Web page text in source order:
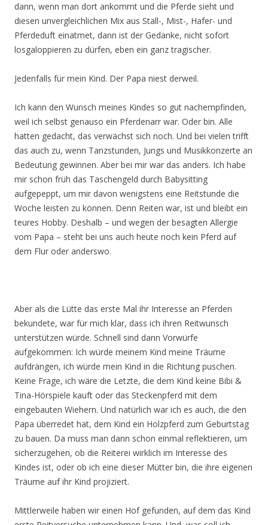
dann, wenn man dort ankommt und die Pferde sieht und
diesen unvergleichlichen Mix aus Stall-, Mist-, Hafer- und
Pferdeduft einatmet, dann ist der Gedanke, nicht sofort
losgaloppieren zu dürfen, eben ein ganz tragischer.
Jedenfalls für mein Kind. Der Papa niest derweil.
Ich kann den Wunsch meines Kindes so gut nachempfinden,
weil ich selbst genauso ein Pferdenarr war. Oder bin. Alle
hatten gedacht, das verwächst sich noch. Und bei vielen trifft
das auch zu, wenn Tanzstunden, Jungs und Musikkonzerte an
Bedeutung gewinnen. Aber bei mir war das anders. Ich habe
mir schon früh das Taschengeld durch Babysitting
aufgepeppt, um mir davon wenigstens eine Reitstunde die
Woche leisten zu können. Denn Reiten war, ist und bleibt ein
teures Hobby. Deshalb – und wegen der besagten Allergie
vom Papa – steht bei uns auch heute noch kein Pferd auf
dem Flur oder anderswo.
Aber als die Lütte das erste Mal ihr Interesse an Pferden
bekundete, war für mich klar, dass ich ihren Reitwunsch
unterstützen würde. Schnell sind dann Vorwürfe
aufgekommen: Ich würde meinem Kind meine Träume
aufdrängen, ich würde mein Kind in die Richtung puschen.
Keine Frage, ich wäre die Letzte, die dem Kind keine Bibi &
Tina-Hörspiele kauft oder das Steckenpferd mit dem
eingebauten Wiehern. Und natürlich war ich es auch, die den
Papa überredet hat, dem Kind ein Holzpferd zum Geburtstag
zu bauen. Da muss man dann schon einmal reflektieren, um
sicherzugehen, ob die Reiterei wirklich im Interesse des
Kindes ist, oder ob ich eine dieser Mütter bin, die ihre eigenen
Träume auf ihr Kind projiziert.
Mittlerweile haben wir einen Hof gefunden, auf dem das Kind